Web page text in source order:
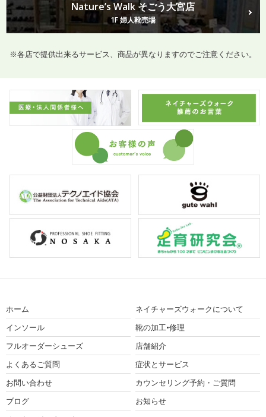
Nature’s Walk そごう大宮店
1F 婦人靴売場
※各店で提供出来るサービス、商品が異なりますのでご注意ください。
ホーム
ネイチャーズウォークについて
インソール
靴の加工•修理
フルオーダーシューズ
店舗紹介
よくあるご質問
症状とサービス
お問い合わせ
カウンセリング予約・ご質問
ブログ
お知らせ